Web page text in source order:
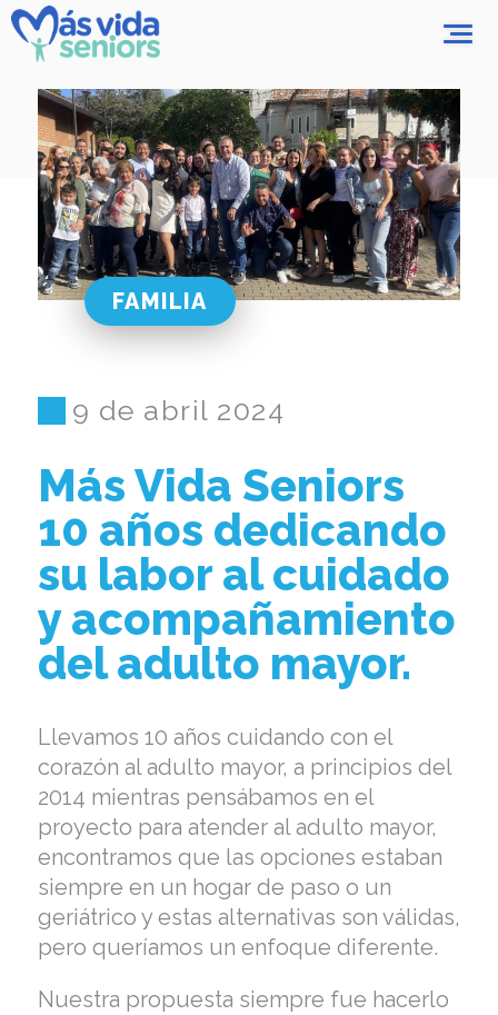
FAMILIA
9 de abril 2024
Más Vida Seniors
10 años dedicando
su labor al cuidado
y acompañamiento
del adulto mayor.
Llevamos 10 años cuidando con el
corazón al adulto mayor, a principios del
2014 mientras pensábamos en el
proyecto para atender al adulto mayor,
encontramos que las opciones estaban
siempre en un hogar de paso o un
geriátrico y estas alternativas son válidas,
pero queríamos un enfoque diferente.
Nuestra propuesta siempre fue hacerlo